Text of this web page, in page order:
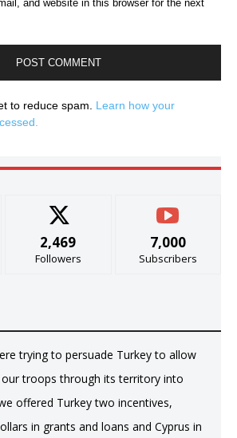
and website in this browser for the next
to reduce spam. Learn how your
2,469
Followers
7,000
Subscribers
trying to persuade Turkey to allow
troops through its territory into
offered Turkey two incentives,
in grants and loans and Cyprus in